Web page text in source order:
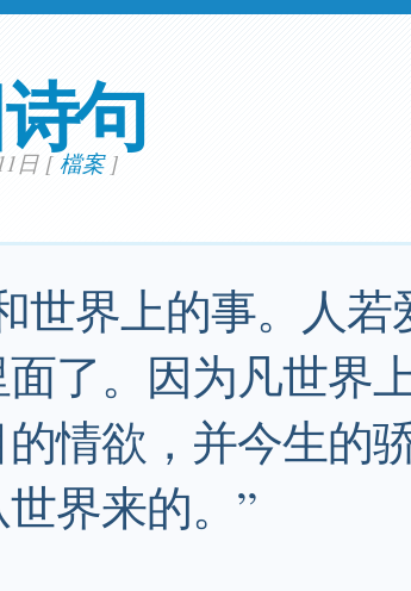
句
日 [檔案]
世界上的事。人
了。因为凡世界
情欲，并今生的
界来的。”